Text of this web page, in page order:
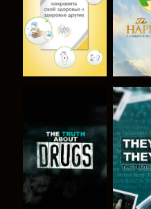
СМОТРЕТЬ